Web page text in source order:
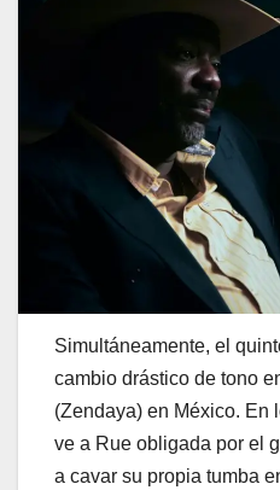
Simultáneamente, el
cambio drástico de tono
(Zendaya) en México. En
ve a Rue obligada por el
a cavar su propia tumba